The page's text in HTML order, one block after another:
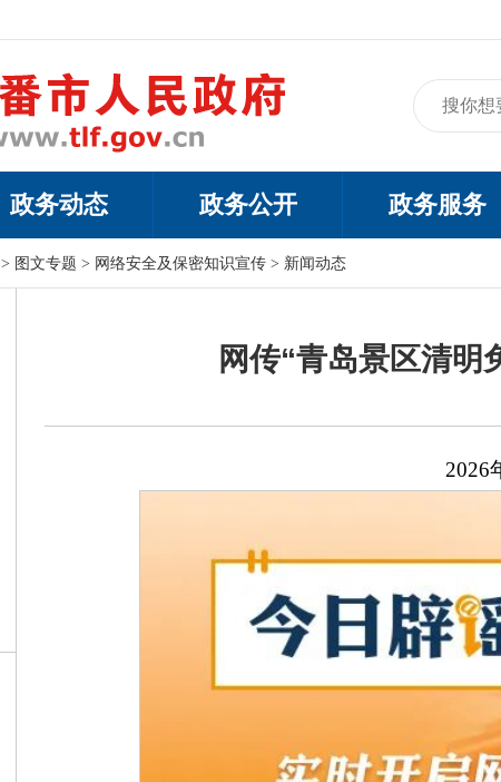
政务动态 政务公开 政务服务
> 图文专题 > 网络安全及保密知识宣传 > 新闻动态
网传“青岛景区清明
2026